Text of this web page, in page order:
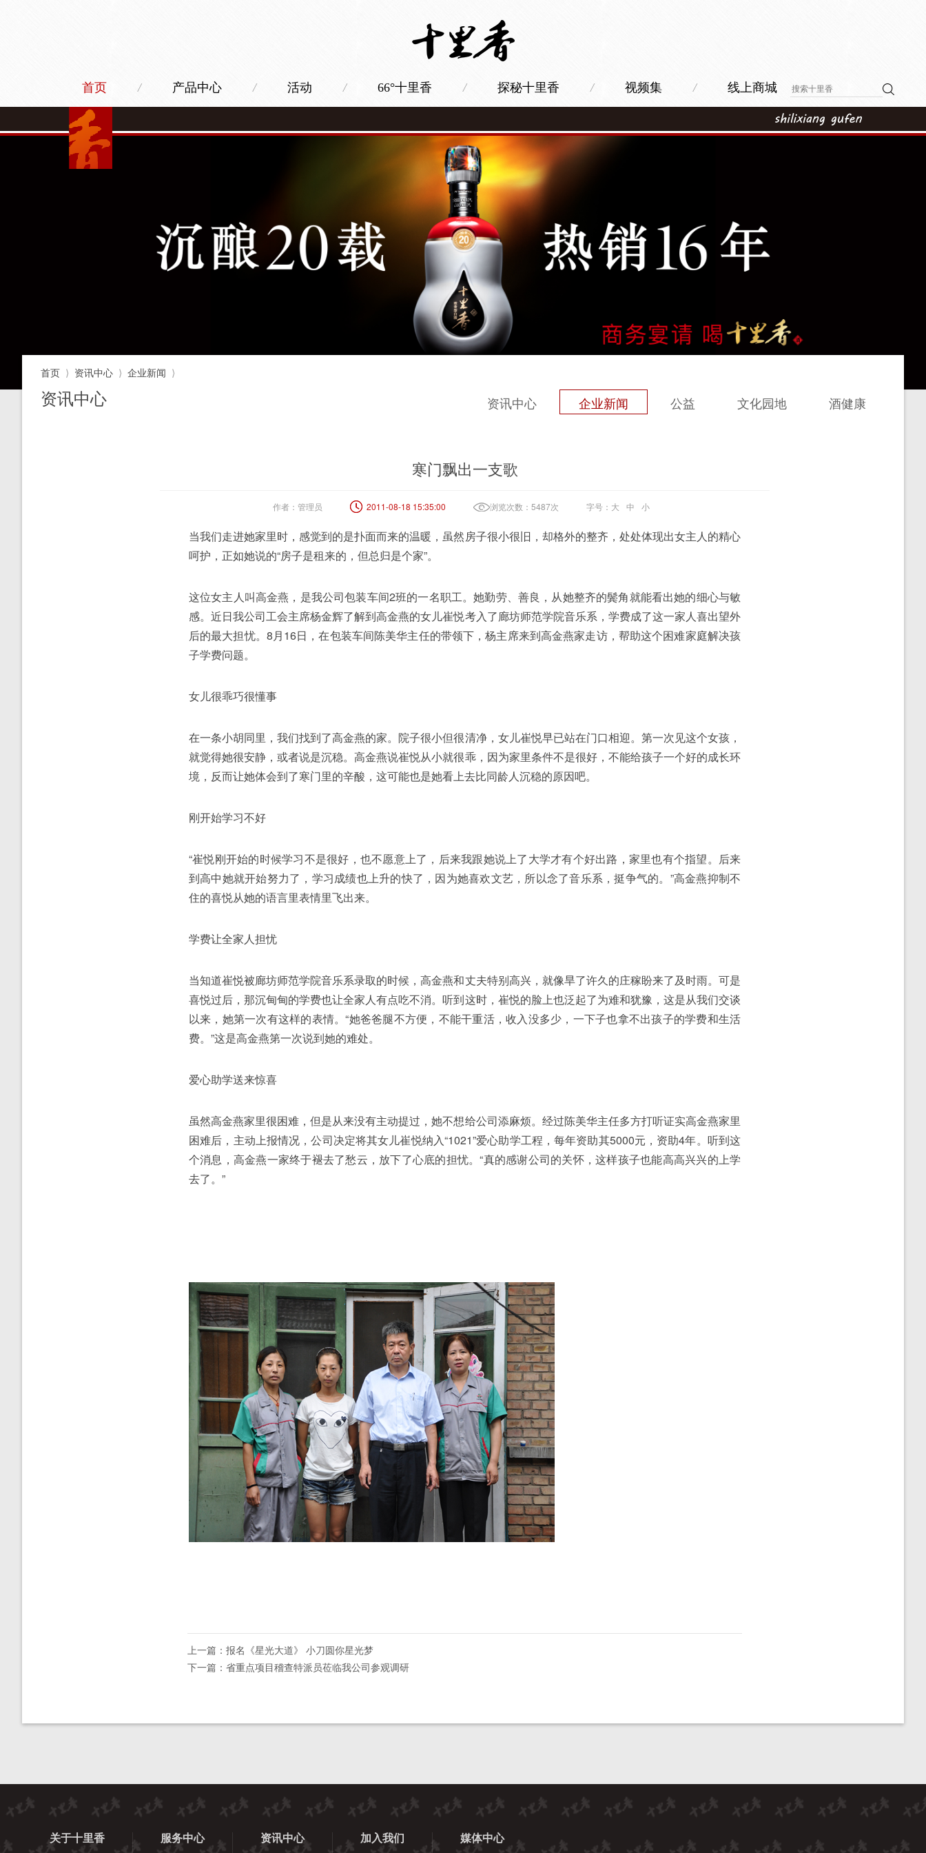
首页 / 产品中心 / 活动 / 66°十里香 / 探秘十里香 / 视频集 / 线上商城
首页 ⟩ 资讯中心 ⟩ 企业新闻 ⟩
资讯中心 资讯中心 企业新闻 公益 文化园地 酒健康
寒门飘出一支歌
作者：管理员 2011-08-18 15:35:00 浏览次数：5487次 字号： 大 中 小
当我们走进她家里时，感觉到的是扑面而来的温暖，虽然房子很小很旧，却格外的整齐，处处体现出女主人的精心
呵护，正如她说的“房子是租来的，但总归是个家”。
这位女主人叫高金燕，是我公司包装车间2班的一名职工。她勤劳、善良，从她整齐的鬓角就能看出她的细心与敏
感。近日我公司工会主席杨金辉了解到高金燕的女儿崔悦考入了廊坊师范学院音乐系，学费成了这一家人喜出望外
后的最大担忧。8月16日，在包装车间陈美华主任的带领下，杨主席来到高金燕家走访，帮助这个困难家庭解决孩
子学费问题。
女儿很乖巧很懂事
在一条小胡同里，我们找到了高金燕的家。院子很小但很清净，女儿崔悦早已站在门口相迎。第一次见这个女孩，
就觉得她很安静，或者说是沉稳。高金燕说崔悦从小就很乖，因为家里条件不是很好，不能给孩子一个好的成长环
境，反而让她体会到了寒门里的辛酸，这可能也是她看上去比同龄人沉稳的原因吧。
刚开始学习不好
“崔悦刚开始的时候学习不是很好，也不愿意上了，后来我跟她说上了大学才有个好出路，家里也有个指望。后来
到高中她就开始努力了，学习成绩也上升的快了，因为她喜欢文艺，所以念了音乐系，挺争气的。”高金燕抑制不
住的喜悦从她的语言里表情里飞出来。
学费让全家人担忧
当知道崔悦被廊坊师范学院音乐系录取的时候，高金燕和丈夫特别高兴，就像旱了许久的庄稼盼来了及时雨。可是
喜悦过后，那沉甸甸的学费也让全家人有点吃不消。听到这时，崔悦的脸上也泛起了为难和犹豫，这是从我们交谈
以来，她第一次有这样的表情。“她爸爸腿不方便，不能干重活，收入没多少，一下子也拿不出孩子的学费和生活
费。”这是高金燕第一次说到她的难处。
爱心助学送来惊喜
虽然高金燕家里很困难，但是从来没有主动提过，她不想给公司添麻烦。经过陈美华主任多方打听证实高金燕家里
困难后，主动上报情况，公司决定将其女儿崔悦纳入“1021”爱心助学工程，每年资助其5000元，资助4年。听到这
个消息，高金燕一家终于褪去了愁云，放下了心底的担忧。“真的感谢公司的关怀，这样孩子也能高高兴兴的上学
去了。”
上一篇：报名《星光大道》 小刀圆你星光梦
下一篇：省重点项目稽查特派员莅临我公司参观调研
关于十里香 服务中心 资讯中心 加入我们 媒体中心